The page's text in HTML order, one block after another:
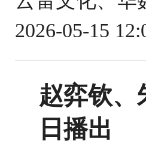
2026-05-15
赵弈钦、
日播出